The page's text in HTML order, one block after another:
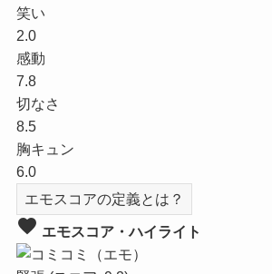
笑い
2.0
感動
7.8
切なさ
8.5
胸キュン
6.0
エモスコアの定義とは？
favorite エモスコア・ハイライト